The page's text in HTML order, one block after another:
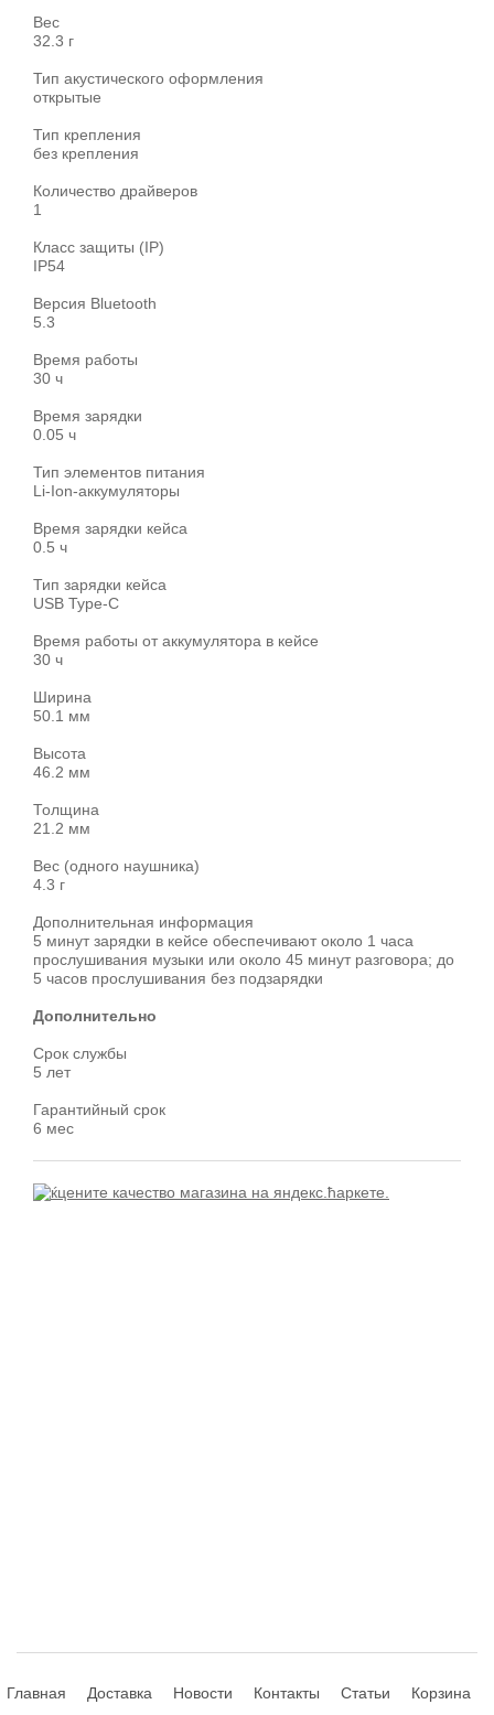
Вес
32.3 г
Тип акустического оформления
открытые
Тип крепления
без крепления
Количество драйверов
1
Класс защиты (IP)
IP54
Версия Bluetooth
5.3
Время работы
30 ч
Время зарядки
0.05 ч
Тип элементов питания
Li-Ion-аккумуляторы
Время зарядки кейса
0.5 ч
Тип зарядки кейса
USB Type-C
Время работы от аккумулятора в кейсе
30 ч
Ширина
50.1 мм
Высота
46.2 мм
Толщина
21.2 мм
Вес (одного наушника)
4.3 г
Дополнительная информация
5 минут зарядки в кейсе обеспечивают около 1 часа
прослушивания музыки или около 45 минут разговора; до
5 часов прослушивания без подзарядки
Дополнительно
Срок службы
5 лет
Гарантийный срок
6 мес
Главная Доставка Новости Контакты Статьи Корзина